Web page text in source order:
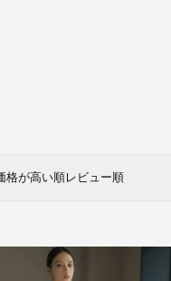
格が高い順レビュー順